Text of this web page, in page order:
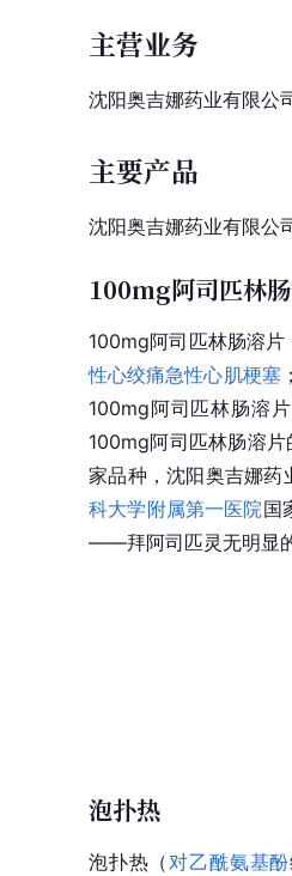
主营业务
沈阳奥吉娜药业有限公
主要产品
沈阳奥吉娜药业有限公
100mg阿司匹林
100mg阿司匹林肠溶片
性心绞痛急性心肌梗塞
100mg阿司匹林肠溶
100mg阿司匹林肠溶
家品种，沈阳奥吉娜
科大学附属第一医院国
——拜阿司匹灵无明显
泡扑热
泡扑热（对乙酰氨基酚